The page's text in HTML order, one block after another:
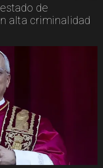
de
alta criminalidad